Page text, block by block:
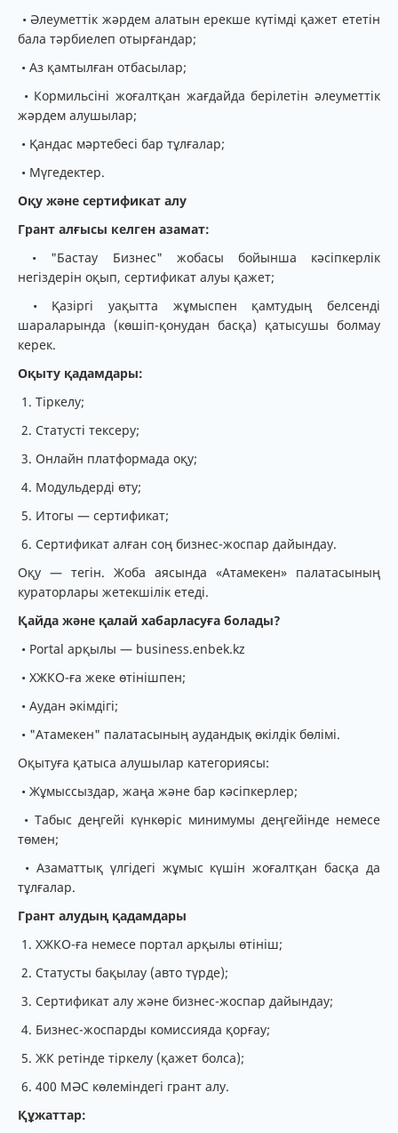
• Әлеуметтік жәрдем алатын ерекше күтімді қажет ететін
бала тәрбиелеп отырғандар;
• Аз қамтылған отбасылар;
• Кормильсіні жоғалтқан жағдайда берілетін әлеуметтік
жәрдем алушылар;
• Қандас мәртебесі бар тұлғалар;
• Мүгедектер.
Оқу және сертификат алу
Грант алғысы келген азамат:
• "Бастау Бизнес" жобасы бойынша кәсіпкерлік
негіздерін оқып, сертификат алуы қажет;
• Қазіргі уақытта жұмыспен қамтудың белсенді
шараларында (көшіп-қонудан басқа) қатысушы болмау
керек.
Оқыту қадамдары:
1. Тіркелу;
2. Статусті тексеру;
3. Онлайн платформада оқу;
4. Модульдерді өту;
5. Итогы — сертификат;
6. Сертификат алған соң бизнес-жоспар дайындау.
Оқу — тегін. Жоба аясында «Атамекен» палатасының
кураторлары жетекшілік етеді.
Қайда және қалай хабарласуға болады?
• Portal арқылы — business.enbek.kz
• ХЖКО-ға жеке өтінішпен;
• Аудан әкімдігі;
• "Атамекен" палатасының аудандық өкілдік бөлімі.
Оқытуға қатыса алушылар категориясы:
• Жұмыссыздар, жаңа және бар кәсіпкерлер;
• Табыс деңгейі күнкөріс минимумы деңгейінде немесе
төмен;
• Азаматтық үлгідегі жұмыс күшін жоғалтқан басқа да
тұлғалар.
Грант алудың қадамдары
1. ХЖКО-ға немесе портал арқылы өтініш;
2. Статусты бақылау (авто түрде);
3. Сертификат алу және бизнес-жоспар дайындау;
4. Бизнес-жоспарды комиссияда қорғау;
5. ЖК ретінде тіркелу (қажет болса);
6. 400 МӘС көлеміндегі грант алу.
Құжаттар: